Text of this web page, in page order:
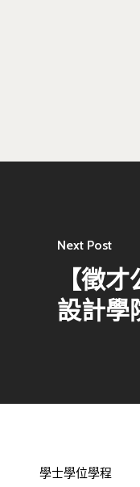
Next Post
【徵
設計學
學士學位學程